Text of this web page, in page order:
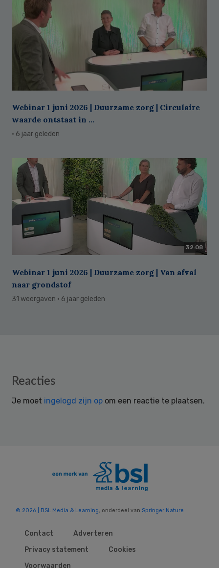
Webinar 1 juni 2026 | Duurzame zorg | Circulaire
waarde ontstaat in ...
· 6 jaar geleden
32:08
Webinar 1 juni 2026 | Duurzame zorg | Van afval
naar grondstof
31 weergaven · 6 jaar geleden
Reader
Reacties
Je moet ingelogd zijn op om een reactie te plaatsen.
© 2026 | BSL Media & Learning, onderdeel van Springer Nature
Contact
Adverteren
Privacy statement
Cookies
Voorwaarden